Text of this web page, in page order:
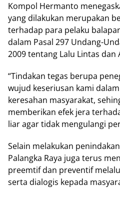
Kompol Hermanto
yang dilakukan merupakan
terhadap para pelaku
dalam Pasal 297 Undang-
2009 tentang Lalu Lintas dan
“Tindakan tegas berupa
wujud keseriusan kami
keresahan masyarakat,
memberikan efek jera
liar agar tidak mengulangi
Selain melakukan
Palangka Raya juga terus
preemtif dan preventif
serta dialogis kepada